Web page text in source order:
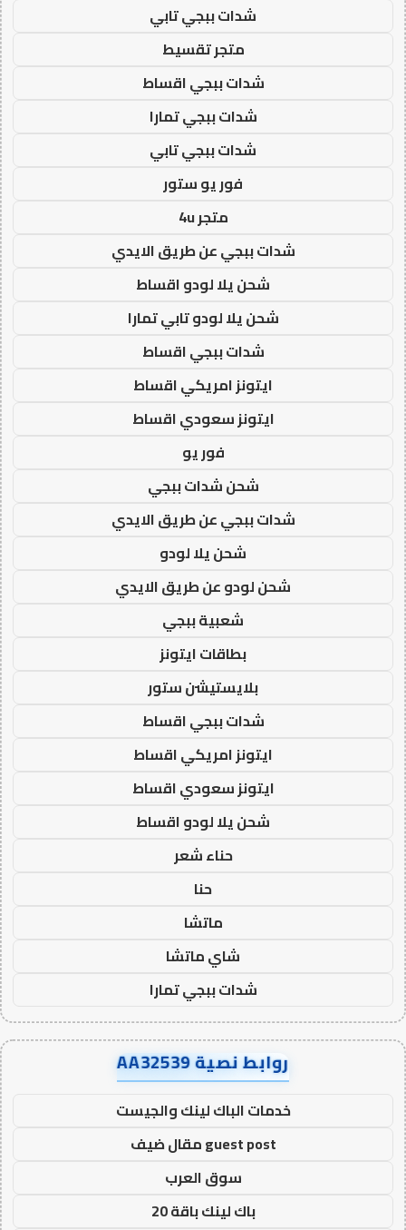
شدات ببجي تابي
متجر تقسيط
شدات ببجي اقساط
شدات ببجي تمارا
شدات ببجي تابي
فور يو ستور
متجر 4u
شدات ببجي عن طريق الايدي
شحن يلا لودو اقساط
شحن يلا لودو تابي تمارا
شدات ببجي اقساط
ايتونز امريكي اقساط
ايتونز سعودي اقساط
فور يو
شحن شدات ببجي
شدات ببجي عن طريق الايدي
شحن يلا لودو
شحن لودو عن طريق الايدي
شعبية ببجي
بطاقات ايتونز
بلايستيشن ستور
شدات ببجي اقساط
ايتونز امريكي اقساط
ايتونز سعودي اقساط
شحن يلا لودو اقساط
حناء شعر
حنا
ماتشا
شاي ماتشا
شدات ببجي تمارا
روابط نصية AA32539
خدمات الباك لينك والجيست
guest post مقال ضيف
سوق العرب
باك لينك باقة 20